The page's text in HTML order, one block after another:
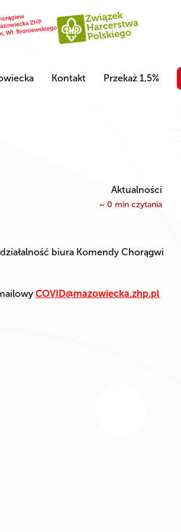
Kontakt Przekaż 1,5%
Aktualności
~ 0 min czytania
biura Komendy Chorągwi
COVID@mazowiecka.zhp.pl